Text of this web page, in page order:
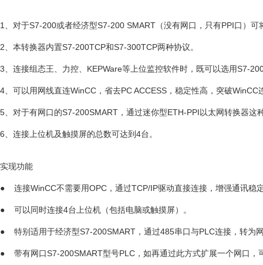
1、对于S7-200或者经济型S7-200 SMART（没有网口，只有PPI口）
2、本转换器内置S7-200TCP和S7-300TCP两种协议。
3、连接组态王、力控、KEPWare等上位监控软件时，既可以选用S7-
4、可以用网线直连WinCC，省去PC ACCESS，稳定性高，突破
5、对于有网口的S7-200SMART，通过迷你型ETH-PPI以太网转换器
6、连接上位机及触摸屏的总数可达到4台。
实现功能
● 连接WinCC不需要用OPC，通过TCP/IP驱动直接连接，增强通讯稳
● 可以同时连接4台上位机（包括电脑或触摸屏）。
● 特别适用于经济型S7-200SMART，通过485串口与PLC连接，转为
● 带有网口S7-200SMART型号PLC，如再通过此方式扩展一个网口，